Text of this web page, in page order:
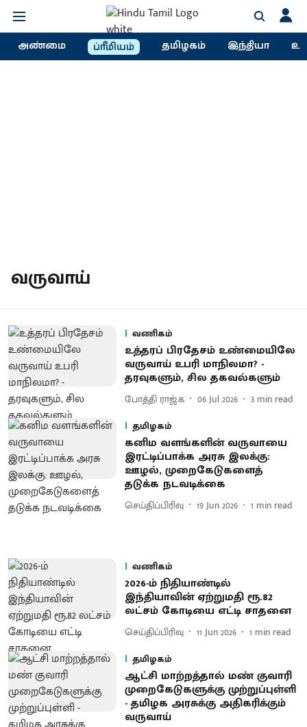
அண்மை ப்ரீமியம் தமிழகம் இந்தியா
வருவாய்
வணிகம்
உத்தரப் பிரதேசம் உண்மையிலே
வருவாய் உபரி மாநிலமா? -
தரவுகளும், சில தகவல்களும்
போத்தி ராஜ்.க 06 Jul 2026 3 min read
தமிழகம்
கனிம வளங்களின் வருவாயை
இரட்டிப்பாக்க அரசு இலக்கு:
ஊழல், முறைகேடுகளைத்
தடுக்க நடவடிக்கை
செய்திப்பிரிவு 19 Jun 2026 1 min read
வணிகம்
2026-ம் நிதியாண்டில்
இந்தியாவின் ஏற்றுமதி ரூ.82
லட்சம் கோடியை எட்டி சாதனை
செய்திப்பிரிவு 11 Jun 2026 1 min read
தமிழகம்
ஆட்சி மாற்றத்தால் மண் குவாரி
முறைகேடுகளுக்கு முற்றுப்புள்ளி
- தமிழக அரசுக்கு அதிகரிக்கும்
வருவாய்